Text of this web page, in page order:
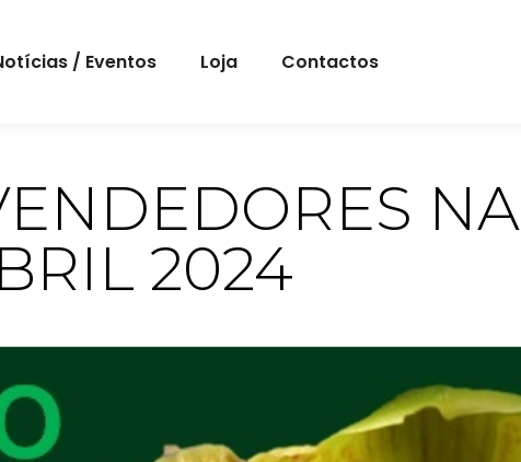
/ Eventos Loja Contactos
NA
2024